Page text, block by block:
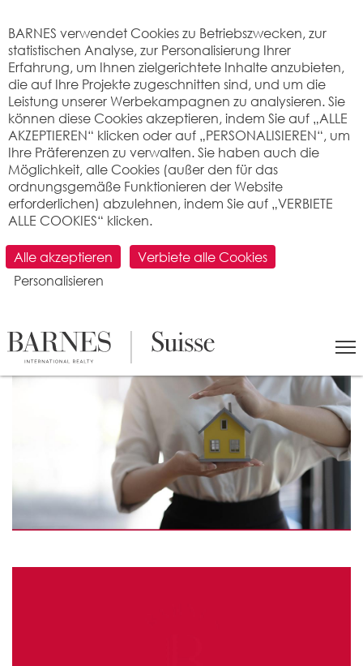
BARNES 14/06/2022
BARNES verwendet Cookies zu Betriebszwecken, zur
statistischen Analyse, zur Personalisierung Ihrer
Erfahrung, um Ihnen zielgerichtete Inhalte anzubieten,
die auf Ihre Projekte zugeschnitten sind, und um die
Leistung unserer Werbekampagnen zu analysieren. Sie
können diese Cookies akzeptieren, indem Sie auf „ALLE
AKZEPTIEREN“ klicken oder auf „PERSONALISIEREN“, um
Ihre Präferenzen zu verwalten. Sie haben auch die
Möglichkeit, alle Cookies (außer den für das
ordnungsgemäße Funktionieren der Website
erforderlichen) abzulehnen, indem Sie auf „VERBIETE
ALLE COOKIES“ klicken.
Alle akzeptieren
Verbiete alle Cookies
Personalisieren